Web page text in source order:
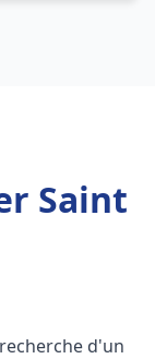
Saint
d'un